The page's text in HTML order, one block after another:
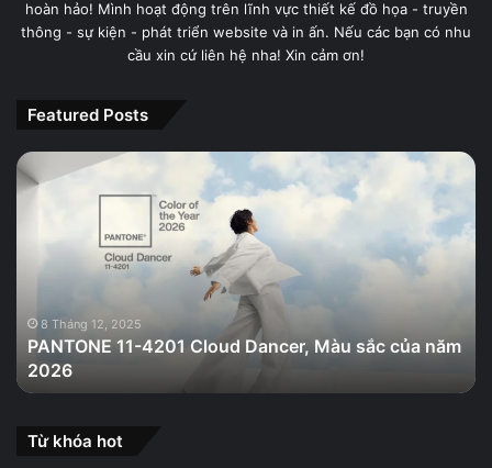
hoàn hảo! Mình hoạt động trên lĩnh vực thiết kế đồ họa - truyền
thông - sự kiện - phát triển website và in ấn. Nếu các bạn có nhu
cầu xin cứ liên hệ nha! Xin cảm ơn!
Featured Posts
PANTONE
11-
Màu
của
năm
2026
8 Tháng 12, 2025
PANTONE 11-4201 Cloud Dancer, Màu sắc của năm
2026
Từ khóa hot